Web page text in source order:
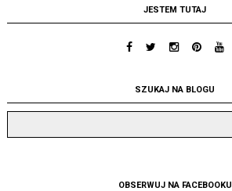
JESTEM TUTAJ
SZUKAJ NA BLOGU
OBSERWUJ NA FACEBOOKU